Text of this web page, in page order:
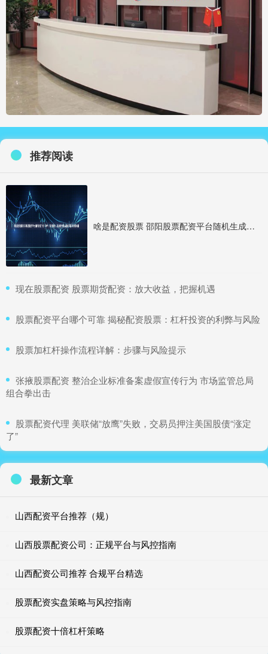
推荐阅读
啥是配资股票 邵阳股票配资平台随机生成介绍 / 分析 / 如何判断 / 风险适合网站发布不超30字的标题
​现在股票配资 股票期货配资：放大收益，把握机遇
​股票配资平台哪个可靠 揭秘配资股票：杠杆投资的利弊与风险
​股票加杠杆操作流程详解：步骤与风险提示
​张掖股票配资 整治企业标准备案虚假宣传行为 市场监管总局
组合拳出击
​股票配资代理 美联储“放鹰”失败，交易员押注美国股债“涨定
了”
最新文章
山西配资平台推荐（规）
山西股票配资公司：正规平台与风控指南
山西配资公司推荐 合规平台精选
股票配资实盘策略与风控指南
股票配资十倍杠杆策略